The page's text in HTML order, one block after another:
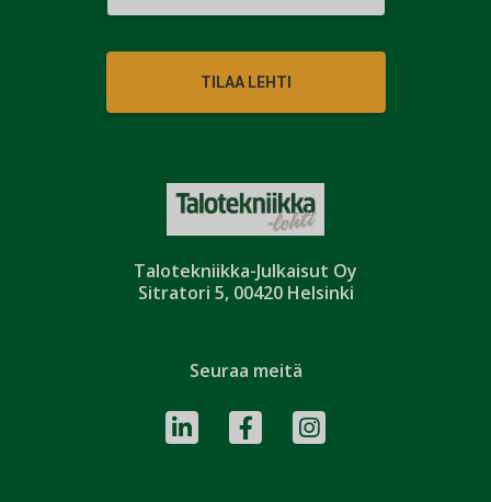
Talotekniikka-Julkaisut Oy
Sitratori 5, 00420 Helsinki
TILAA LEHTI
Seuraa meitä